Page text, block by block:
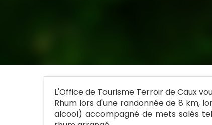
L'Office de Tourisme Terroir de Caux
Rhum lors d'une randonnée de 8 km,
alcool) accompagné de mets salés